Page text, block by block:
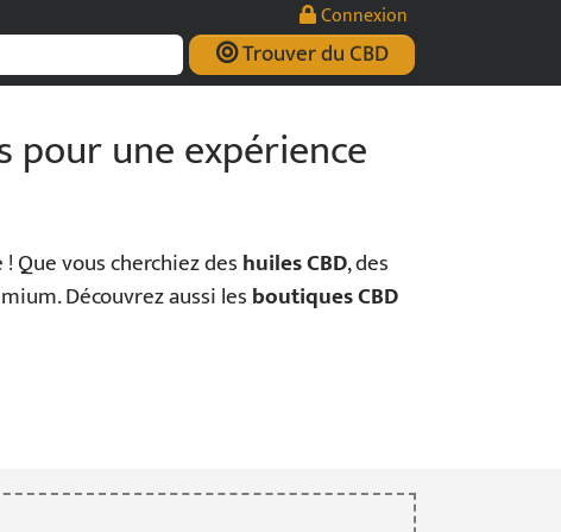
Connexion
Trouver du CBD
pour une expérience
vous cherchiez deshuiles CBD, des
Découvrez aussi lesboutiques CBD